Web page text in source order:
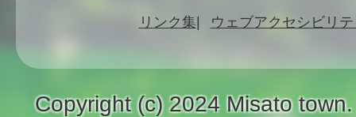
リンク集 ウェブアクセシビリ
Copyright (c) 2024 Misato